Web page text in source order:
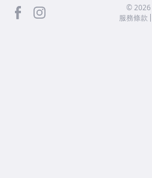
facebook ©2026
服務條款